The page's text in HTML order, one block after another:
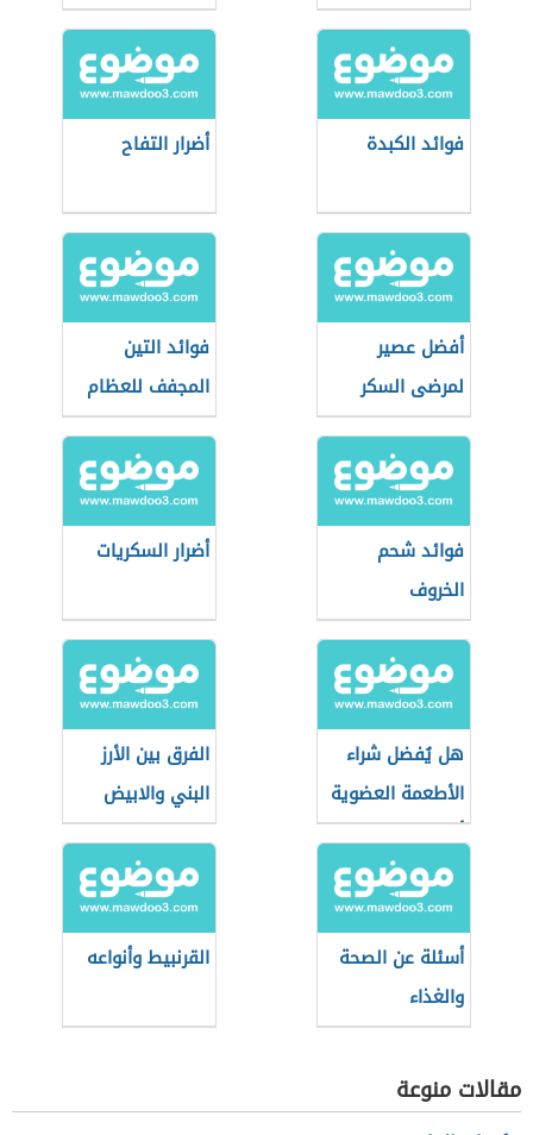
فوائد الكبدة أضرار التفاح
أفضل عصير
لمرضى السكر
فوائد التين
المجفف للعظام
فوائد شحم
الخروف
أضرار السكريات
هل يُفضل شراء
الأطعمة العضوية
أثناء التسوق؟
الفرق بين الأرز
البني والابيض
أسئلة عن الصحة
والغذاء
القرنبيط وأنواعه
مقالات منوعة